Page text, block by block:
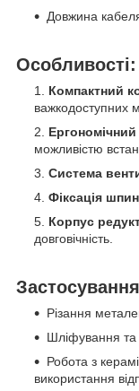
Довжина
Особливості:
Компактний
важкодоступних
можливістю
Система
Фіксація
Корпус
довговічність.
Різання
Шліфування та
Робота з
використання